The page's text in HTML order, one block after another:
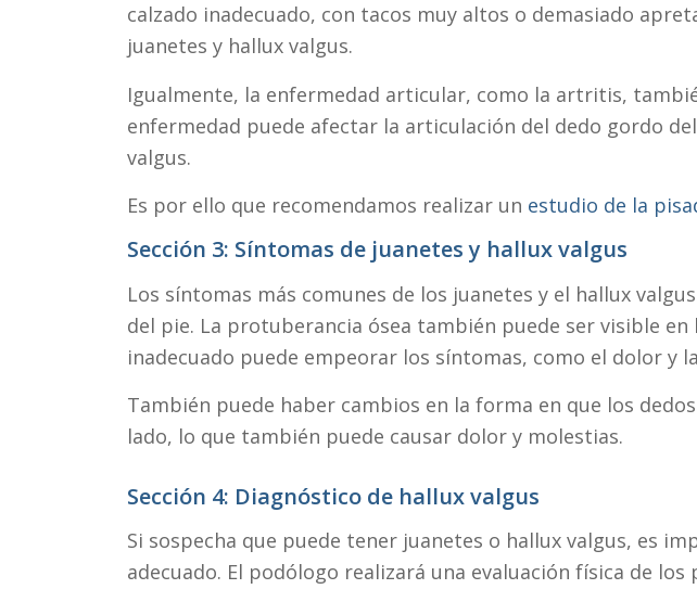
calzado inadecuado, con tacos muy altos o demasiado
juanetes y hallux valgus.
Igualmente, la enfermedad articular, como la artritis,
enfermedad puede afectar la articulación del dedo gordo
valgus.
Es por ello que recomendamos realizar un estudio de la
Sección 3: Síntomas de juanetes y hallux valgus
Los síntomas más comunes de los juanetes y el hallux
del pie. La protuberancia ósea también puede ser visible
inadecuado puede empeorar los síntomas, como el dolor y
También puede haber cambios en la forma en que los
lado, lo que también puede causar dolor y molestias.
Sección 4: Diagnóstico de hallux valgus
Si sospecha que puede tener juanetes o hallux valgus, es
adecuado. El podólogo realizará una evaluación física de